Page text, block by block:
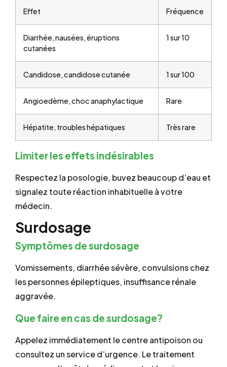
Effet Fréquence
Diarrhée, nausées, éruptions
cutanées
1 sur 10
Candidose, candidose cutanée 1 sur 100
Angioedème, choc anaphylactique Rare
Hépatite, troubles hépatiques Très rare
Limiter les effets indésirables
Respectez la posologie, buvez beaucoup d’eau et
signalez toute réaction inhabituelle à votre
médecin.
Surdosage
Symptômes de surdosage
Vomissements, diarrhée sévère, convulsions chez
les personnes épileptiques, insuffisance rénale
aggravée.
Que faire en cas de surdosage?
Appelez immédiatement le centre antipoison ou
consultez un service d’urgence. Le traitement